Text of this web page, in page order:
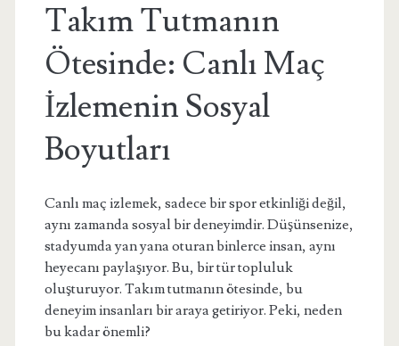
Takım Tutmanın
Ötesinde: Canlı Maç
İzlemenin Sosyal
Boyutları
Canlı maç izlemek, sadece bir spor etkinliği değil,
aynı zamanda sosyal bir deneyimdir. Düşünsenize,
stadyumda yan yana oturan binlerce insan, aynı
heyecanı paylaşıyor. Bu, bir tür topluluk
oluşturuyor. Takım tutmanın ötesinde, bu
deneyim insanları bir araya getiriyor. Peki, neden
bu kadar önemli?